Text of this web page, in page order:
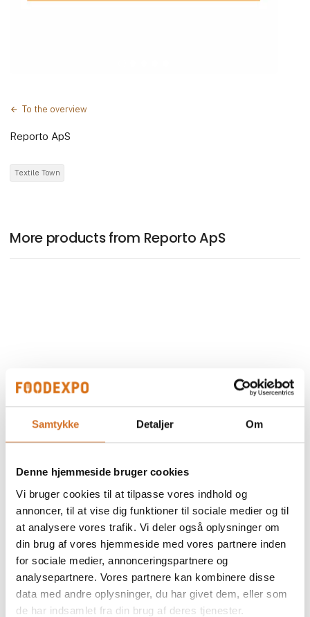
Samtykke Detaljer Om
Denne hjemmeside bruger cookies
Vi bruger cookies til at tilpasse vores indhold og
annoncer, til at vise dig funktioner til sociale medier og til
at analysere vores trafik. Vi deler også oplysninger om
din brug af vores hjemmeside med vores partnere inden
for sociale medier, annonceringspartnere og
analysepartnere. Vores partnere kan kombinere disse
data med andre oplysninger, du har givet dem, eller som
de har indsamlet fra din brug af deres tjenester.
To the overview
Reporto ApS
Textile Town
More products from Reporto ApS